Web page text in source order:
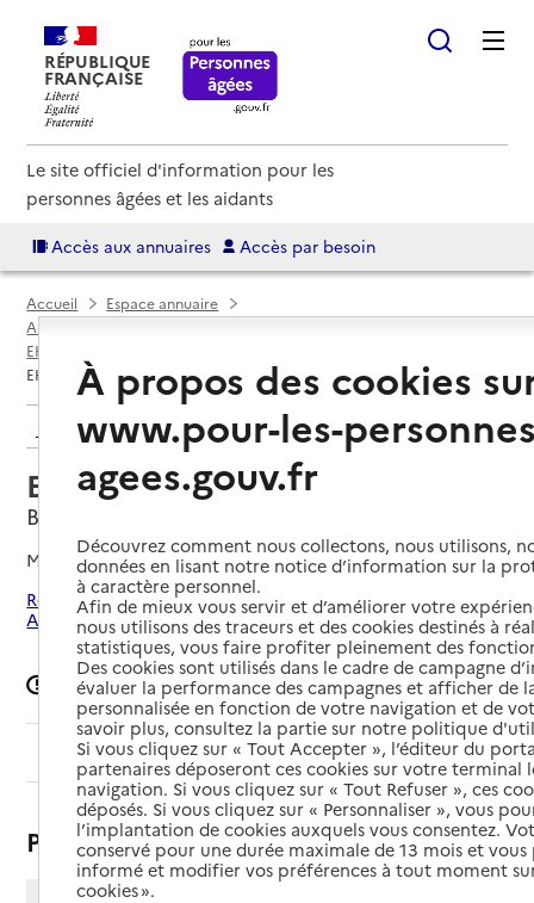
RÉPUBLIQUE
FRANÇAISE
Le site officiel d'information pour les
personnes âgées et les aidants
Accès aux annuaires Accès par besoin
Accueil
Espace annuaire
Annuaire EHPAD et maisons de retraite
EHPAD par département
EHPAD Les Quatre Vents
Retour aux résultats de l'annuaire
EHPAD Les Quatre Vents
Bruille-Saint-Amand, NORD
Mis à jour le31/12/2025
Rechercher les établissements autour de Bruille-Saint-
Amand
Signaler une erreur
Sommaire
Présentation
À propos des cookies
www.pour-les-
agees.gouv.fr
Découvrez comment nous collectons, nous utilisons,
données en lisant notre notice d’information sur la
à caractère personnel.
Afin de mieux vous servir et d’améliorer votre
nous utilisons des traceurs et des cookies destinés à
statistiques, vous faire profiter pleinement des
Des cookies sont utilisés dans le cadre de campagne
évaluer la performance des campagnes et afficher de
personnalisée en fonction de votre navigation et de
savoir plus, consultez la partie sur notre politique
Si vous cliquez sur « Tout Accepter », l’éditeur du
partenaires déposeront ces cookies sur votre terminal
navigation. Si vous cliquez sur « Tout Refuser », ces
déposés. Si vous cliquez sur « Personnaliser », vous
l’implantation de cookies auxquels vous consentez.
conservé pour une durée maximale de 13 mois et
informé et modifier vos préférences à tout moment
cookies ».